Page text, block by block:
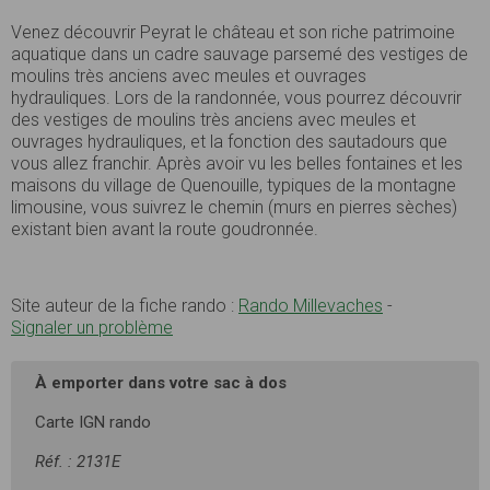
Venez découvrir Peyrat le château et son riche patrimoine
aquatique dans un cadre sauvage parsemé des vestiges de
moulins très anciens avec meules et ouvrages
hydrauliques. Lors de la randonnée, vous pourrez découvrir
des vestiges de moulins très anciens avec meules et
ouvrages hydrauliques, et la fonction des sautadours que
vous allez franchir. Après avoir vu les belles fontaines et les
maisons du village de Quenouille, typiques de la montagne
limousine, vous suivrez le chemin (murs en pierres sèches)
existant bien avant la route goudronnée.
Site auteur de la fiche rando : Rando Millevaches -
Signaler un problème
À emporter dans votre sac à dos
Carte IGN rando
Réf. : 2131E